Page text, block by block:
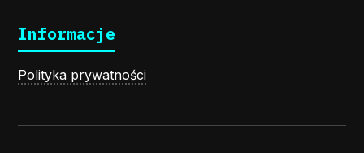
Informacje
Polityka prywatności